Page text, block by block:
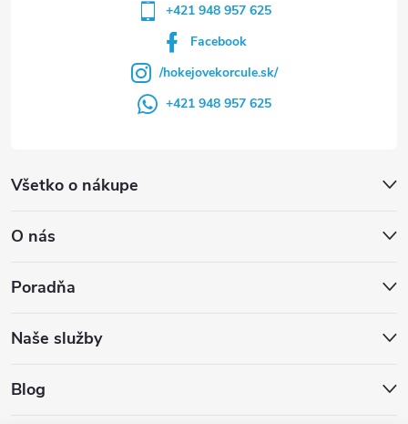
s
Všetko o nákupe
O nás
Poradňa
Naše služby
Blog
+421 948 957 625
Facebook
/hokejovekorcule.sk/
+421 948 957 625